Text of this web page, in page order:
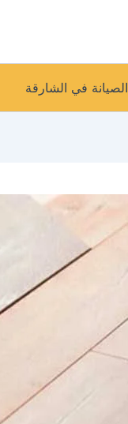
الصيانة في الشارقة